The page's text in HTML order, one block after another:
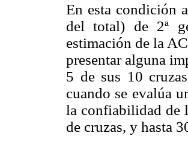
En esta condición
del total) de 2ª
estimación de la
presentar alguna
5 de sus 10
cuando se evalúa
la confiabilidad de
de cruzas, y hasta